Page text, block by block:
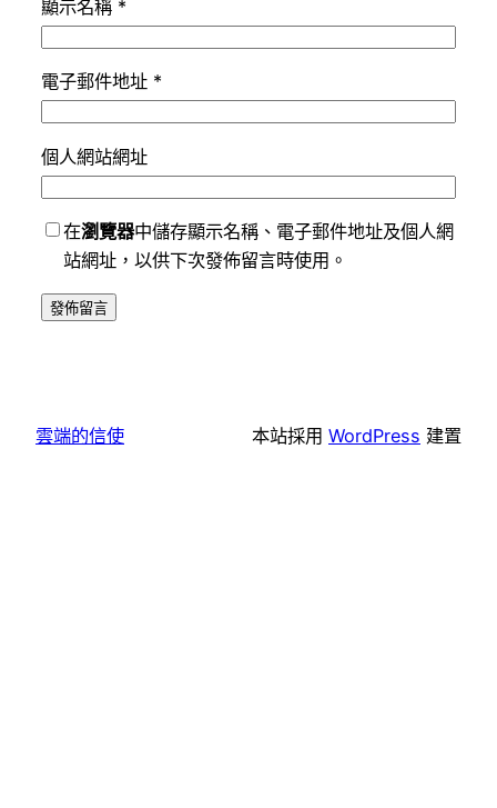
顯示名稱 *
電子郵件地址 *
個人網站網址
在瀏覽器中儲存顯示名稱、電子郵件地址及個人網
站網址，以供下次發佈留言時使用。
雲端的信使 本站採用 WordPress 建置